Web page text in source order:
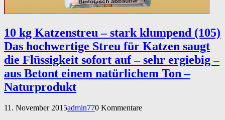
10 kg Katzenstreu – stark klumpend (105)
Das hochwertige Streu für Katzen saugt
die Flüssigkeit sofort auf – sehr ergiebig –
aus Betont einem natürlichem Ton –
Naturprodukt
11. November 2015admin770 Kommentare